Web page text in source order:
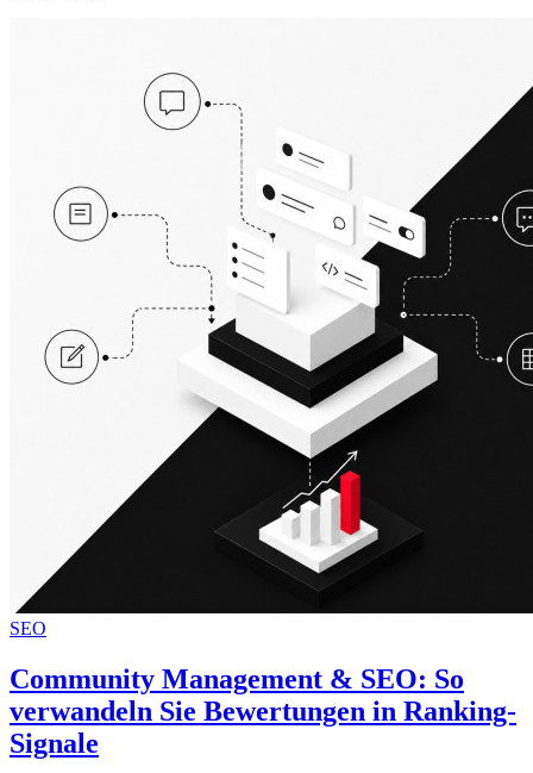
SEO
Community Management & SEO: So
verwandeln Sie Bewertungen in Ranking-
Signale